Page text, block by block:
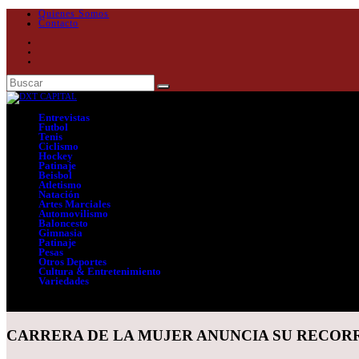
Quienes Somos
Contacto
Entrevistas
Futbol
Tenis
Ciclismo
Hockey
Patinaje
Beisbol
Atletismo
Natación
Artes Marciales
Automovilismo
Baloncesto
Gimnasia
Patinaje
Pesas
Otros Deportes
Cultura & Entretenimiento
Variedades
CARRERA DE LA MUJER ANUNCIA SU